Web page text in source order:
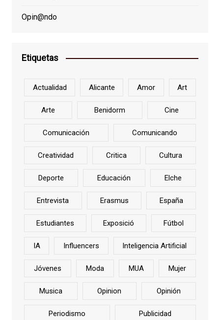
Opin@ndo
Etiquetas
Actualidad Alicante Amor Art
Arte Benidorm Cine
Comunicación Comunicando
Creatividad Critica Cultura
Deporte Educación Elche
Entrevista Erasmus España
Estudiantes Exposició Fútbol
IA Influencers Inteligencia Artificial
Jóvenes Moda MUA Mujer
Musica Opinion Opinión
Periodismo Publicidad